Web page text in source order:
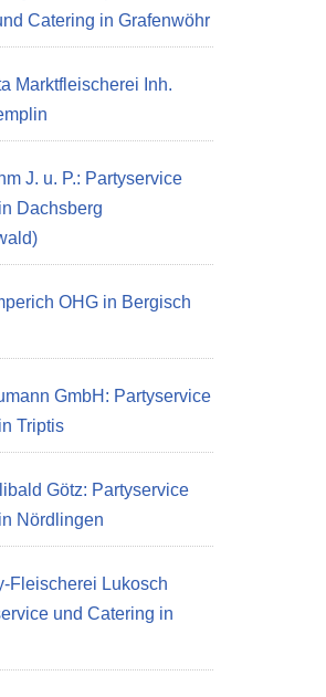
Catering in Grafenwöhr
Marktfleischerei Inh.
J. u. P.: Partyservice
Dachsberg
OHG in Bergisch
GmbH: Partyservice
Triptis
Götz: Partyservice
Nördlingen
Fleischerei Lukosch
und Catering in